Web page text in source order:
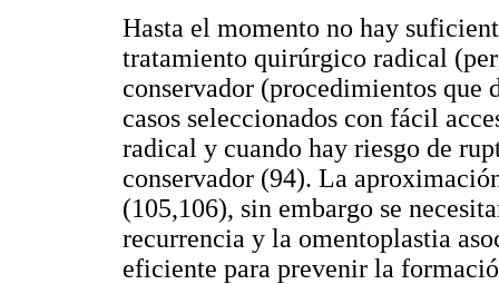
Hasta el momento no hay
tratamiento quirúrgico radical
conservador (procedimientos que
casos seleccionados con fácil
radical y cuando hay riesgo de
conservador (94). La
(105,106), sin embargo se
recurrencia y la omentoplastia
eficiente para prevenir la